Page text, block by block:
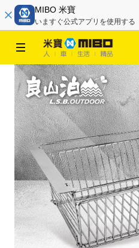
MIBO 米寶
いますぐ公式アプリを使用する